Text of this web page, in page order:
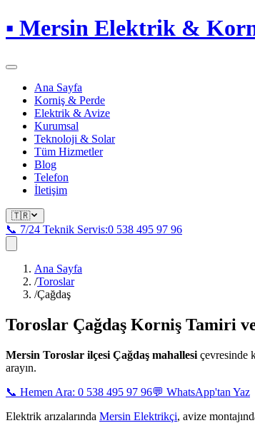
▪ Mersin Elektrik &
Ana Sayfa
Korniş & Perde
Elektrik & Avize
Kurumsal
Teknoloji & Solar
Tüm Hizmetler
Blog
Telefon
İletişim
🇹🇷
📞 7/24 Teknik Servis:0 538 495 97 96
Ana Sayfa
/Toroslar
/Çağdaş
Toroslar Çağdaş Korniş Tamiri
Mersin Toroslar ilçesi Çağdaş mahallesi çevresinde
arayın.
📞 Hemen Ara: 0 538 495 97 96💬 WhatsApp'tan Yaz
Elektrik arızalarında Mersin Elektrikçi, avize